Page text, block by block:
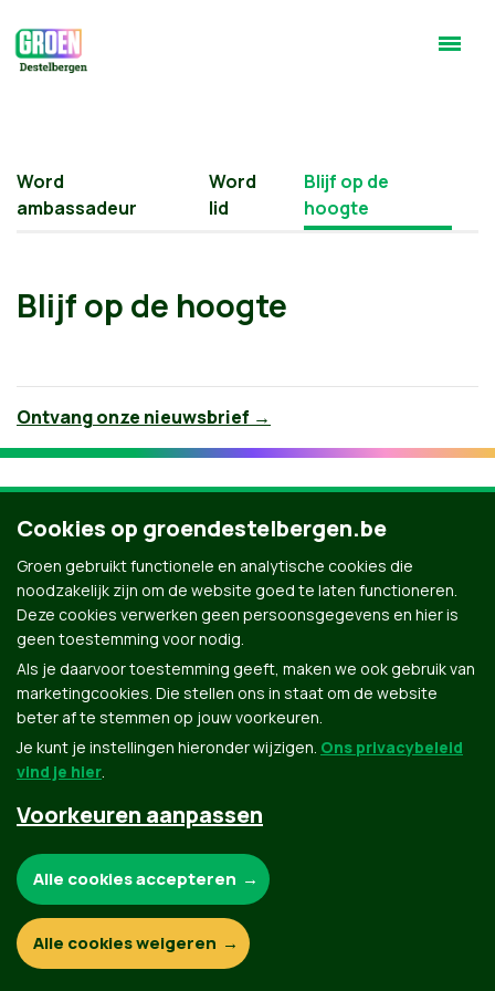
Word
ambassadeur
Word
lid
Blijf op de
hoogte
Blijf op de hoogte
Ontvang onze nieuwsbrief →
Groen.be
© Copyright Groen 2026 | Gemaakt metNationBuilder| Gebouwd doorTectonica
Contact Privacybeleid
Cookies op groendestelbergen.be
Groen gebruikt functionele en analytische cookies die
noodzakelijk zijn om de website goed te laten functioneren.
Deze cookies verwerken geen persoonsgegevens en hier is
geen toestemming voor nodig.
Als je daarvoor toestemming geeft, maken we ook gebruik van
marketingcookies. Die stellen ons in staat om de website
beter af te stemmen op jouw voorkeuren.
Je kunt je instellingen hieronder wijzigen. Ons privacybeleid
vind je hier.
Voorkeuren aanpassen
Functionele en analytische cookies:
Alle cookies accepteren
Alle cookies weigeren